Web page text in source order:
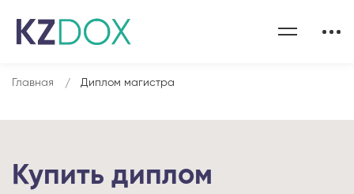
Главная Диплом магистра
Купить диплом